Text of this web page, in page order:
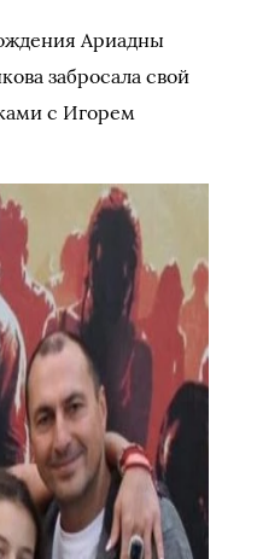
Ариадны
забросала свой
с Игорем